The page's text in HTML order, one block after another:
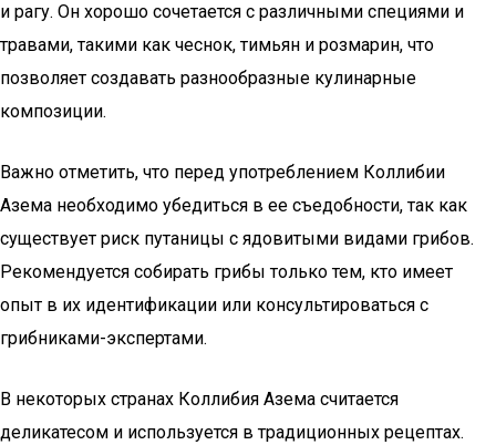
и рагу. Он хорошо сочетается с различными специями и
травами, такими как чеснок, тимьян и розмарин, что
позволяет создавать разнообразные кулинарные
композиции.
Важно отметить, что перед употреблением Коллибии
Азема необходимо убедиться в ее съедобности, так как
существует риск путаницы с ядовитыми видами грибов.
Рекомендуется собирать грибы только тем, кто имеет
опыт в их идентификации или консультироваться с
грибниками-экспертами.
В некоторых странах Коллибия Азема считается
деликатесом и используется в традиционных рецептах.